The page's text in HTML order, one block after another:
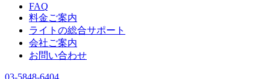
FAQ
料金ご案内
ライトの総合サポート
会社ご案内
お問い合わせ
03-5848-6404